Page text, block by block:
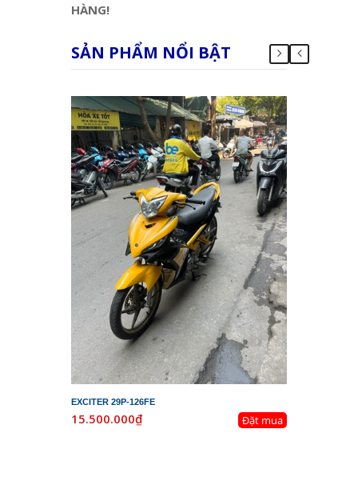
HÀNG!
SẢN PHẨM NỔI BẬT
EXCITER 29P-126FE
15.500.000₫ Đặt mua